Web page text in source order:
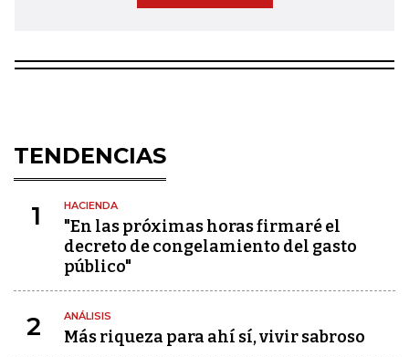
TENDENCIAS
1 HACIENDA
"En las próximas horas firmaré el
decreto de congelamiento del gasto
público"
2 ANÁLISIS
Más riqueza para ahí sí, vivir sabroso